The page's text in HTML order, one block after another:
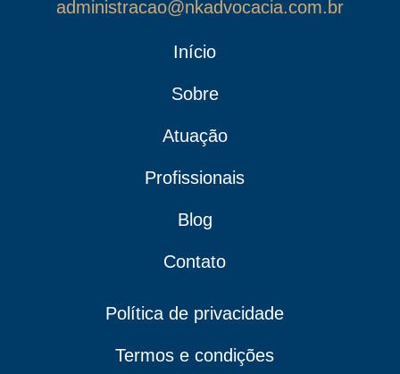
administracao@nkadvocacia.com.br
Início
Sobre
Atuação
Profissionais
Blog
Contato
Política de privacidade
Termos e condições